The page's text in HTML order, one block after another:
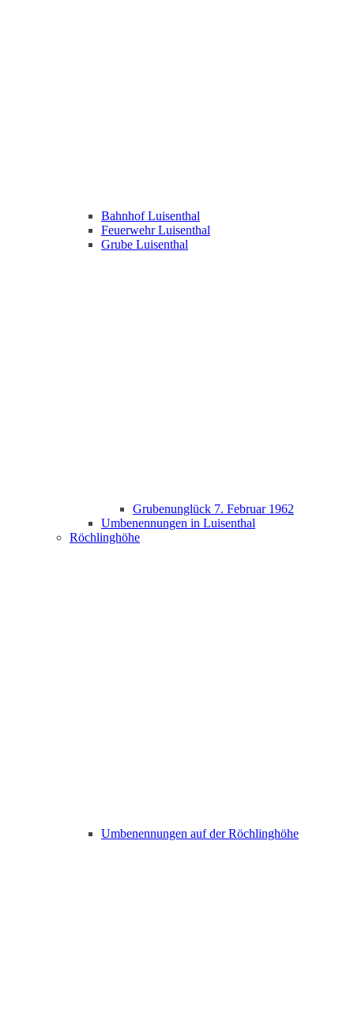
Bahnhof Luisenthal
Feuerwehr Luisenthal
Grube Luisenthal
Grubenunglück 7. Februar 1962
Umbenennungen in Luisenthal
Röchlinghöhe
Umbenennungen auf der Röchlinghöhe